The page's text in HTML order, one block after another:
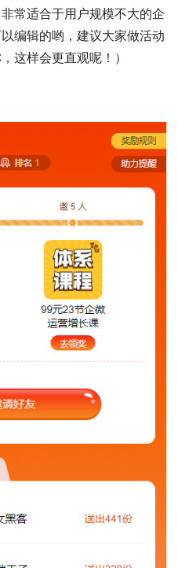
常适合于用户规模不大的企
编辑的哟，建议大家做活动
这样会更直观呢！）